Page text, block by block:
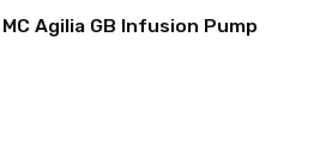
MC Agilia GB Infusion Pump